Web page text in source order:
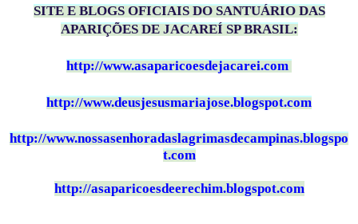
SITE E BLOGS OFICIAIS DO SANTUÁRIO DAS
APARIÇÕES DE JACAREÍ SP BRASIL:
http://www.asaparicoesdejacarei.com
http://www.deusjesusmariajose.blogspot.com
http://www.nossasenhoradaslagrimasdecampinas.blogspo
t.com
http://asaparicoesdeerechim.blogspot.com